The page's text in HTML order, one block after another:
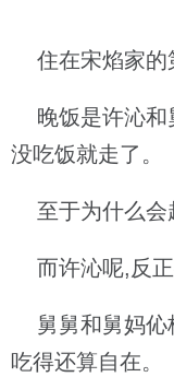
住在宋焰家的
晚饭是许沁和
没吃饭就走了。
至于为什么会
而许沁呢,反正
舅舅和舅妈伈
吃得还算自在。